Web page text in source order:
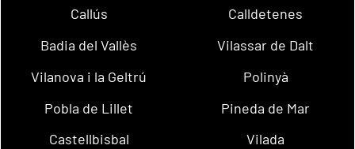
Callús
Calldetenes
Badia del Vallès
Vilassar de Dalt
Vilanova i la Geltrú
Polinyà
Pobla de Lillet
Pineda de Mar
Castellbisbal
Vilada